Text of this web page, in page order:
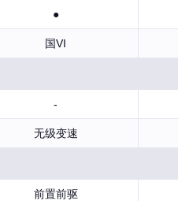
●
国VI
-
无级变速
前置前驱